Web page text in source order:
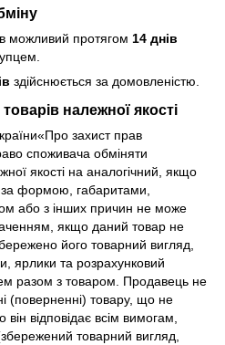
можливий протягом 14 днів
здійснюється за домовленістю.
належної якості
захист прав
споживача обміняти
якості на аналогічний, якщо
за формою, габаритами,
або з інших причин не може
якщо даний товар не
його товарний вигляд,
ярлики та розрахунковий
разом з товаром. Продавець не
(поверненні) товару, що не
відповідає всім вимогам,
товарний вигляд,